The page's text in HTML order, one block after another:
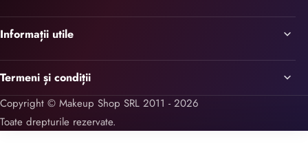
Informații utile
Termeni și condiții
Copyright © Makeup Shop SRL 2011 - 2026
Toate drepturile rezervate.